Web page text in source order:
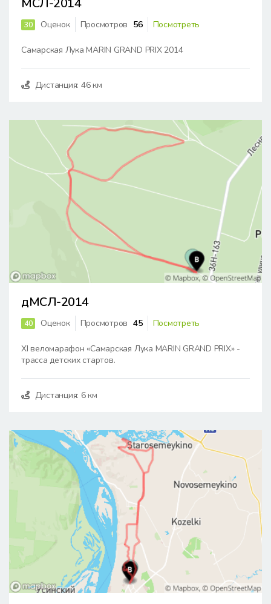
МСЛ-2014
30 Оценок Просмотров 56 Посмотреть
Самарская Лука MARIN GRAND PRIX 2014
Дистанция: 46 км
дМСЛ-2014
40 Оценок Просмотров 45 Посмотреть
XI веломарафон «Самарская Лука MARIN GRAND PRIX» -
трасса детских стартов.
Дистанция: 6 км